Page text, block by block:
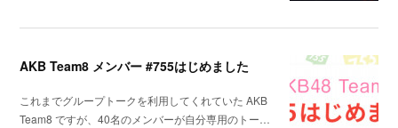
AKB Team8 メンバー #755はじめました
これまでグループトークを利用してくれていた AKB
Team8 ですが、40名のメンバーが自分専用のトー…